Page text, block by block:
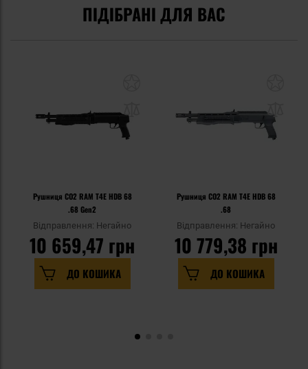
ПІДІБРАНІ ДЛЯ ВАС
Рушниця CO2 RAM T4E HDB 68
.68 Gen2
Відправлення: Негайно
10 659,47 грн
ДО КОШИКА
Рушниця CO2 RAM T4E HDB 68
.68
Відправлення: Негайно
10 779,38 грн
ДО КОШИКА